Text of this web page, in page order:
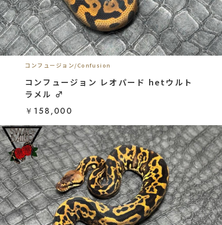
コンフュージョン/Confusion
コンフュージョン レオパード hetウルト
ラメル ♂
￥158,000